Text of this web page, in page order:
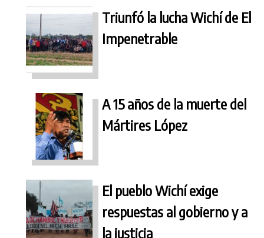
Triunfó la lucha Wichí de El
Impenetrable
A 15 años de la muerte del
Mártires López
El pueblo Wichí exige
respuestas al gobierno y a
la justicia